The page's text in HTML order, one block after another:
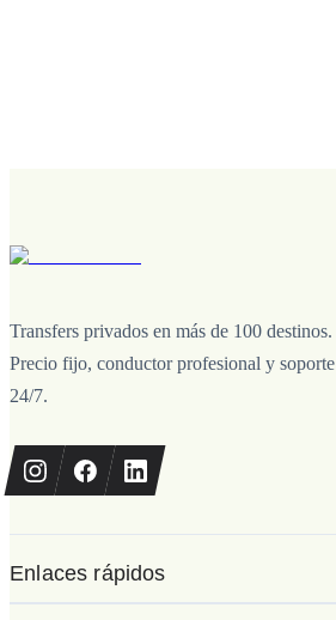
Transfers privados en más de 100 destinos.
Precio fijo, conductor profesional y soporte
24/7.
Enlaces rápidos